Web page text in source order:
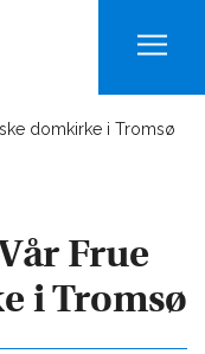
domkirke i Tromsø
Frue
i Tromsø